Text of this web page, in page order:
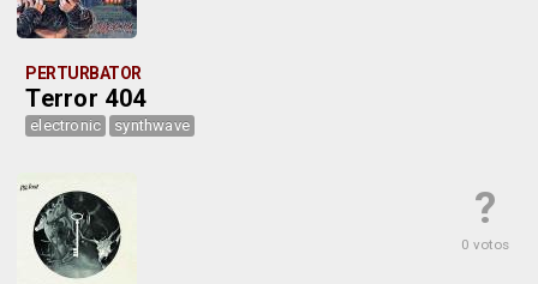
PERTURBATOR
Terror 404
electronic synthwave
?
0 votos